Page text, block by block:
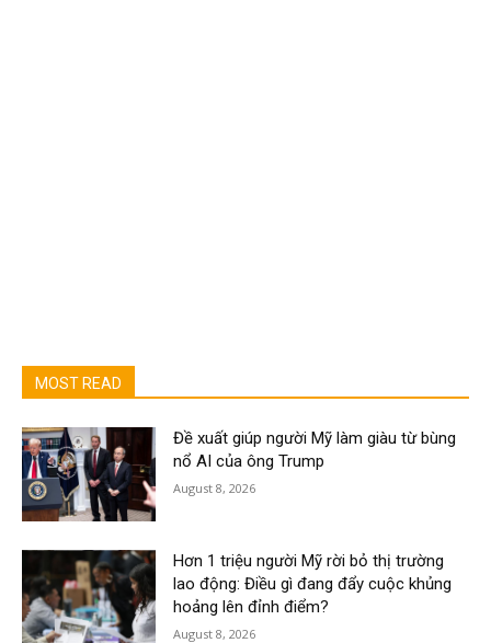
MOST READ
Đề xuất giúp người Mỹ làm giàu từ bùng
nổ AI của ông Trump
August 8, 2026
Hơn 1 triệu người Mỹ rời bỏ thị trường
lao động: Điều gì đang đẩy cuộc khủng
hoảng lên đỉnh điểm?
August 8, 2026